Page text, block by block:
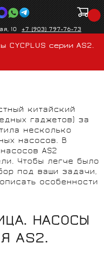
10 +7 (903) 797-76-73
CYCPLUS серии AS2.
китайский
гаджетов) за
несколько
насосов. В
AS2
Чтобы легче было
под ваши задачи,
особенности
НАСОСЫ
AS2.